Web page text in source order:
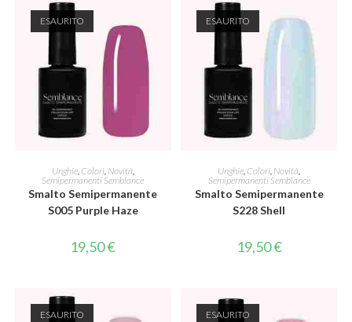
ESAURITO
LEGGI TUTTO
Unghie, Colori, Novità
Semipermanenti Semblance
Smalto Semipermanente
S005 Purple Haze
19,50€
ESAURITO
LEGGI TUTTO
Unghie Colori Novità
Semipermanenti Semblance
Smalto Semipermanente
S228 Shell
19,50€
ESAURITO ESAURITO